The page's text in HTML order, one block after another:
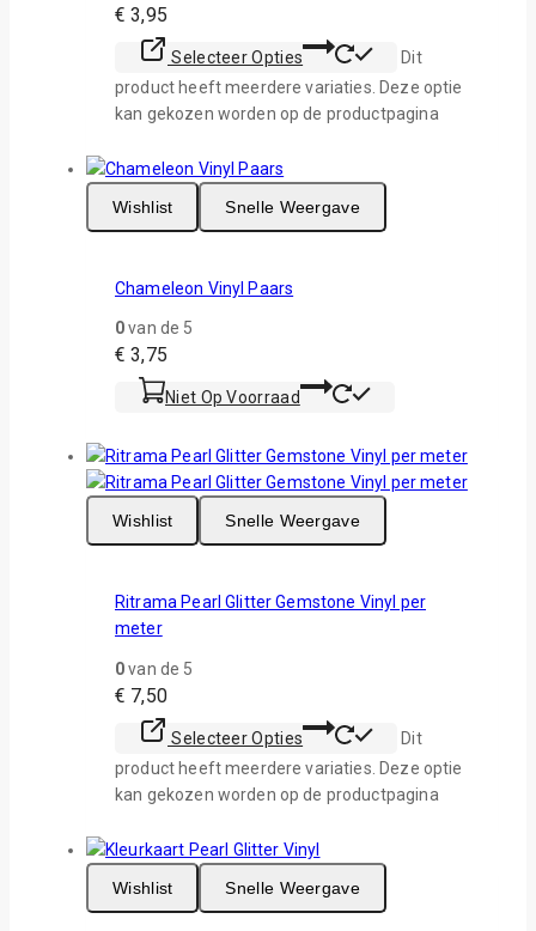
€ 3,95
Selecteer Opties
Dit
product heeft meerdere variaties. Deze optie
kan gekozen worden op de productpagina
Wishlist Snelle Weergave
Chameleon Vinyl Paars
0van de 5
€ 3,75
Niet Op Voorraad
Wishlist Snelle Weergave
Ritrama Pearl Glitter Gemstone Vinyl per
meter
0van de 5
€ 7,50
Selecteer Opties
Dit
product heeft meerdere variaties. Deze optie
kan gekozen worden op de productpagina
Wishlist Snelle Weergave